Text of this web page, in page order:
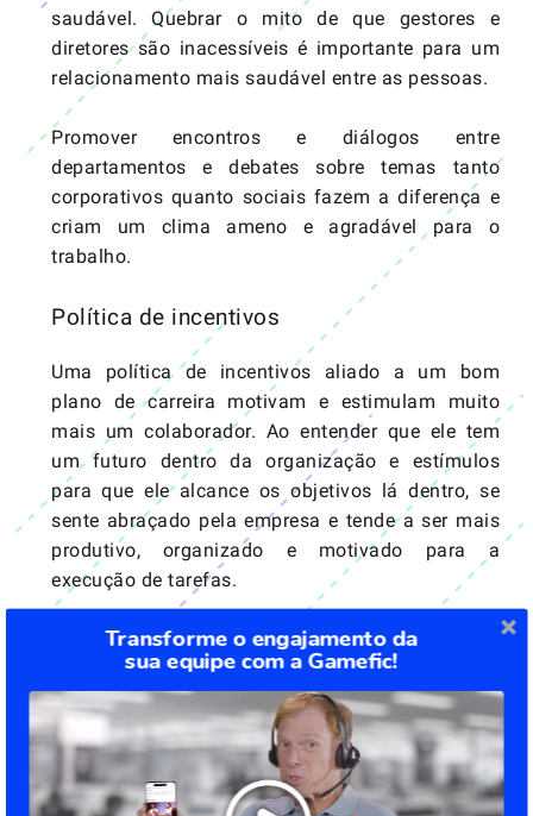
saudável. Quebrar o mito de que gestores e
diretores são inacessíveis é importante para um
relacionamento mais saudável entre as pessoas.
Promover encontros e diálogos entre
departamentos e debates sobre temas tanto
corporativos quanto sociais fazem a diferença e
criam um clima ameno e agradável para o
trabalho.
Política de incentivos
Uma política de incentivos aliado a um bom
plano de carreira motivam e estimulam muito
mais um colaborador. Ao entender que ele tem
um futuro dentro da organização e estímulos
para que ele alcance os objetivos lá dentro, se
sente abraçado pela empresa e tende a ser mais
produtivo, organizado e motivado para a
execução de tarefas.
Vale lembrar: o incentivo financeiro deve ser
usado com moderação, em momentos certos.
Oferecer dinheiro funciona, mas a um prazo
muito mais curto.
Estímulos não financeiroscom a
Transforme o engajamento da
sua equipe com a Gamefic!